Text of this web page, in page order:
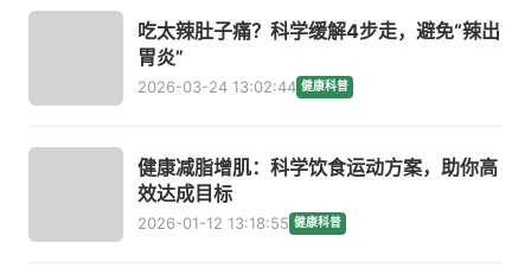
吃太辣肚子痛？科学缓解4步走，避免“辣出
胃炎”
2026-03-24 13:02:44 健康科普
健康减脂增肌：科学饮食运动方案，助你高
效达成目标
2026-01-12 13:18:55 健康科普